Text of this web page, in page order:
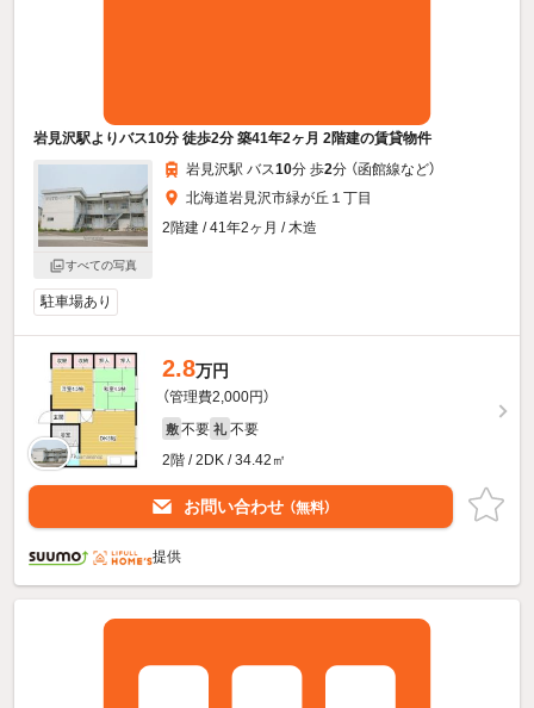
岩見沢駅よりバス10分 徒歩2分 築41年2ヶ月 2階建の賃貸物件
すべての写真
岩見沢駅 バス10分 歩2分 （函館線など）
北海道岩見沢市緑が丘１丁目
2階建 / 41年2ヶ月 / 木造
駐車場あり
2.8万円
（管理費2,000円）
敷 不要 礼 不要
2階 / 2DK / 34.42㎡
お問い合わせ （無料）
提供